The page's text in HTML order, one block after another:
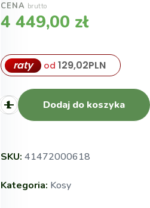
CENA brutto
4 449,00 zł
raty od 129,02PLN
Dodaj do koszyka
SKU: 41472000618
Kategoria: Kosy